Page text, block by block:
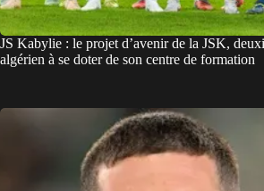
JS Kabylie : le projet d’avenir de la JSK,
algérien à se doter de son centre de formation